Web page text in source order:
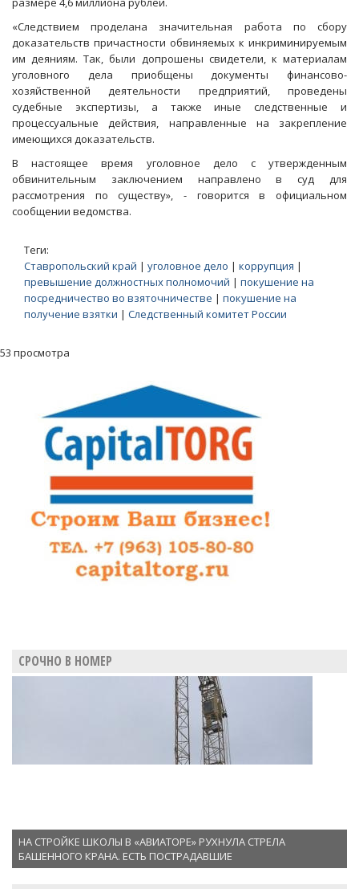
«Следствием проделана значительная работа по сбору
доказательств причастности обвиняемых к инкриминируемым
им деяниям. Так, были допрошены свидетели, к материалам
уголовного дела приобщены документы финансово-
хозяйственной деятельности предприятий, проведены
судебные экспертизы, а также иные следственные и
процессуальные действия, направленные на закрепление
имеющихся доказательств.
В настоящее время уголовное дело с утвержденным
обвинительным заключением направлено в суд для
рассмотрения по существу», - говорится в официальном
сообщении ведомства.
Теги:
Ставропольский край | уголовное дело | коррупция |
превышение должностных полномочий | покушение на
посредничество во взяточничестве | покушение на
получение взятки | Следственный комитет России
53 просмотра
СРОЧНО В НОМЕР
НА СТРОЙКЕ ШКОЛЫ В «АВИАТОРЕ» РУХНУЛА СТРЕЛА
БАШЕННОГО КРАНА. ЕСТЬ ПОСТРАДАВШИЕ